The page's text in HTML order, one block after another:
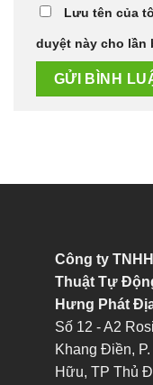
Lưu tên của
duyệt này cho lần
Công ty
Thuật Tự
Hưng Phát
Số 12 - A2
Khang Điền, P.
Hữu, TP Thủ